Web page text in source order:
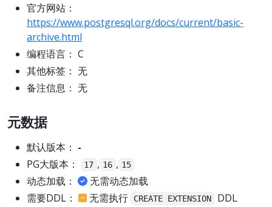
官方网站：
https://www.postgresql.org/docs/current/basic-
archive.html
编程语言： C
其他标签： 无
备注信息： 无
元数据
默认版本： -
PG大版本：
17 , 16 , 15
动态加载：
无需动态加载
需要DDL：
无需执行 CREATE EXTENSION
DDL